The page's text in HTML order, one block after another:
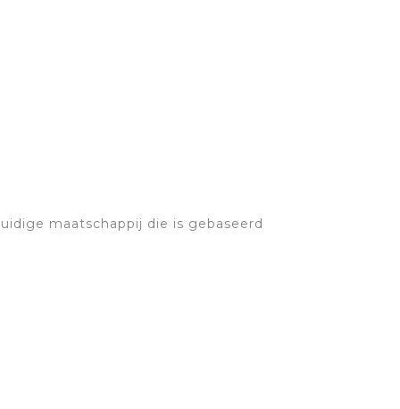
maatschappij die is gebaseerd